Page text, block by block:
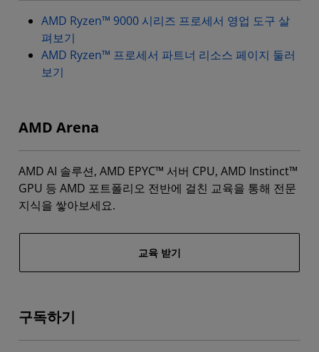
AMD Ryzen™ 9000 시리즈 프로세서 영업 도구 살
펴보기
AMD Ryzen™ 프로세서 파트너 리소스 페이지 둘러
보기
AMD Arena
AMD AI 솔루션, AMD EPYC™ 서버 CPU, AMD Instinct™
GPU 등 AMD 포트폴리오 전반에 걸친 교육을 통해 전문
지식을 쌓아보세요.
교육 받기
구독하기